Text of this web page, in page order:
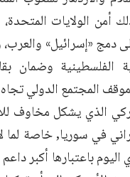
أمن الولايات
دمج «إسرائيل»
الفلسطينية وضمان
المجتمع الدولي
الذي يشكل مخاوف
في سوريا, خاصة لما
باعتبارها أكبر